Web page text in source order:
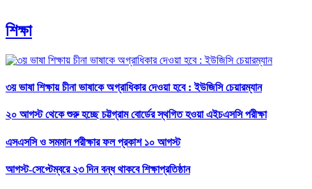
শিক্ষা
৩য় ভাষা শিক্ষায় চীনা ভাষাকে অগ্রাধিকার দেওয়া হবে : ইউজিসি চেয়ারম্যান
২০ আগস্ট থেকে শুরু হচ্ছে চট্টগ্রাম বোর্ডের স্থগিত হওয়া এইচএসসি পরীক্ষা
এসএসসি ও সমমান পরীক্ষার ফল প্রকাশ ১০ আগস্ট
আগস্ট-সেপ্টেম্বরে ২৩ দিন বন্ধ থাকবে শিক্ষাপ্রতিষ্ঠান